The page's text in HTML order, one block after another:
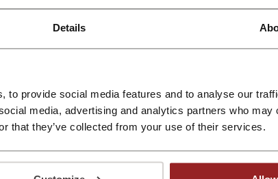
Details
to provide social media features and to analyse our
media, advertising and analytics partners who may
that they’ve collected from your use of their services.
Leer
las mejores promociones de Agosto en AZAP
todas las promociones de Agosto y no pagues de más!